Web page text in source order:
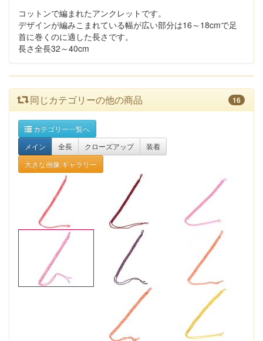
コットンで編まれたアンクレットです。
デザインが編みこまれている幅が広い部分は16～18cmで足
首に巻くのに適した長さです。
長さ全長32～40cm
同じカテゴリーの他の商品 16
カテゴリー一覧へ
メイン
全長 クローズアップ
装着
大きな画像:ギャラリー